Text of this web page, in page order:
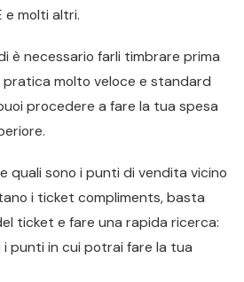
e molti altri.
è necessario farli timbrare prima
pratica molto veloce e standard
procedere a fare la tua spesa
quali sono i punti di vendita vicino
i ticket compliments, basta
ticket e fare una rapida ricerca:
punti in cui potrai fare la tua